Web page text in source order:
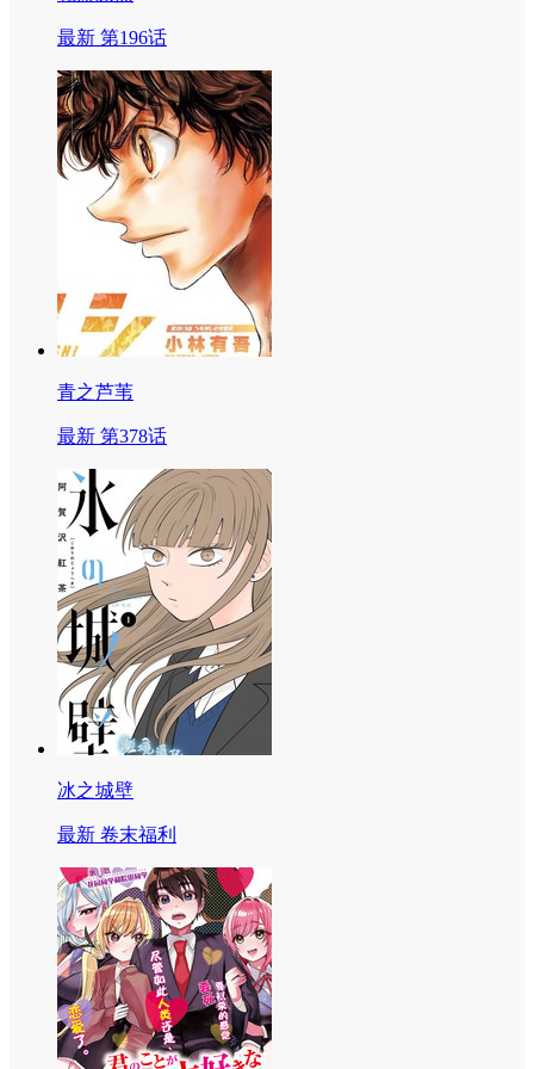
最新 第196话
青之芦苇
最新 第378话
冰之城壁
最新 卷末福利